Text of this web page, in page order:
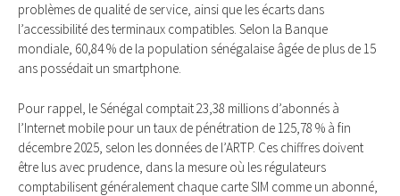
problèmes de qualité de service, ainsi que les écarts dans
l’accessibilité des terminaux compatibles. Selon la Banque
mondiale, 60,84 % de la population sénégalaise âgée de plus de 15
ans possédait un smartphone.
Pour rappel, le Sénégal comptait 23,38 millions d’abonnés à
l’Internet mobile pour un taux de pénétration de 125,78 % à fin
décembre 2025, selon les données de l’ARTP. Ces chiffres doivent
être lus avec prudence, dans la mesure où les régulateurs
comptabilisent généralement chaque carte SIM comme un abonné,